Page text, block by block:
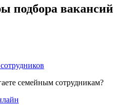
подбора вакансий
семейным сотрудникам?